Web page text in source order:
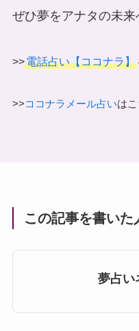
ぜひ夢をアナタの未来
>>電話占い【ココナラ】
>>ココナラメール占いは
この記事を書いた
夢占い